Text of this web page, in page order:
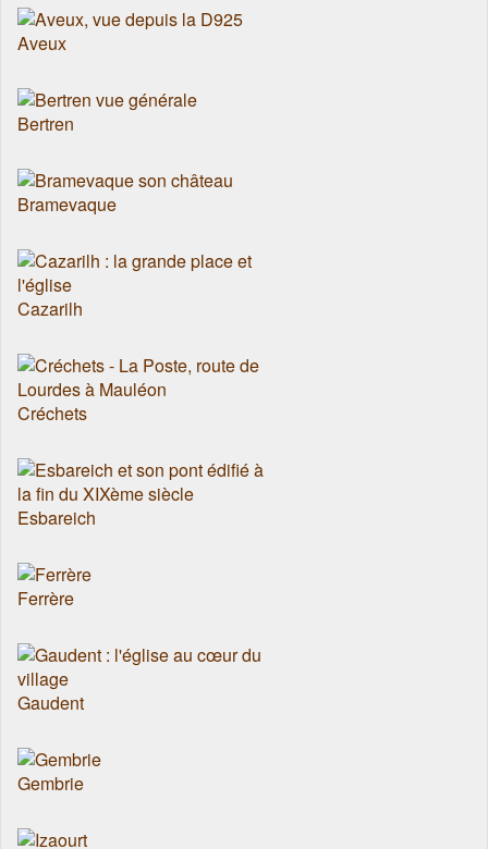
Aveux
Bertren
Bramevaque
Cazarilh
Créchets
Esbareich
Ferrère
Gaudent
Gembrie